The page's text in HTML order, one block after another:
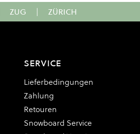
ZUG | ZÜRICH
SERVICE
Lieferbedingungen
Zahlung
Retouren
Snowboard Service